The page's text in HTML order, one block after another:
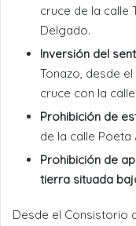
cruce de la calle
Delgado.
Inversión del
Tonazo, desde
cruce con la
Prohibición de
de la calle Poeta
Prohibición de
tierra situada
Desde el Consistorio